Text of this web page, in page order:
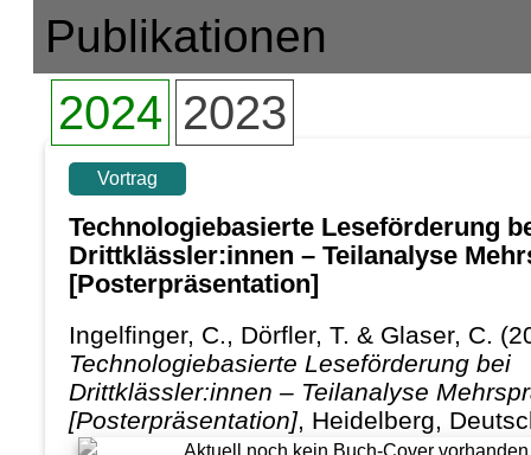
Publikationen
2024 2023
Vortrag
Technologiebasierte Leseförderung
Drittklässler:innen – Teilanalyse
[Posterpräsentation]
Ingelfinger, C., Dörfler, T. & Glaser, C.
Technologiebasierte Leseförderung bei
Drittklässler:innen – Teilanalyse
[Posterpräsentation], Heidelberg,